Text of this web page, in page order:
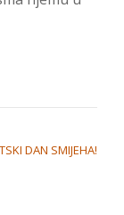
DAN SMIJEHA!